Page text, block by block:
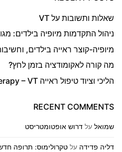
שאלות ותשובות על VT
ניהול התקדמות מיופיה בילדים:
מיופיה-קוצר ראייה בילדים,
מה קורה לאקומודציה בזמן לחץ?
הליכי וציוד טיפול ראייה Vision Therapy – VT
RECENT COMMENTS
שמואל על דרוש אופטומטריסט
דליה פדידה על טקרולימוס: תרופה